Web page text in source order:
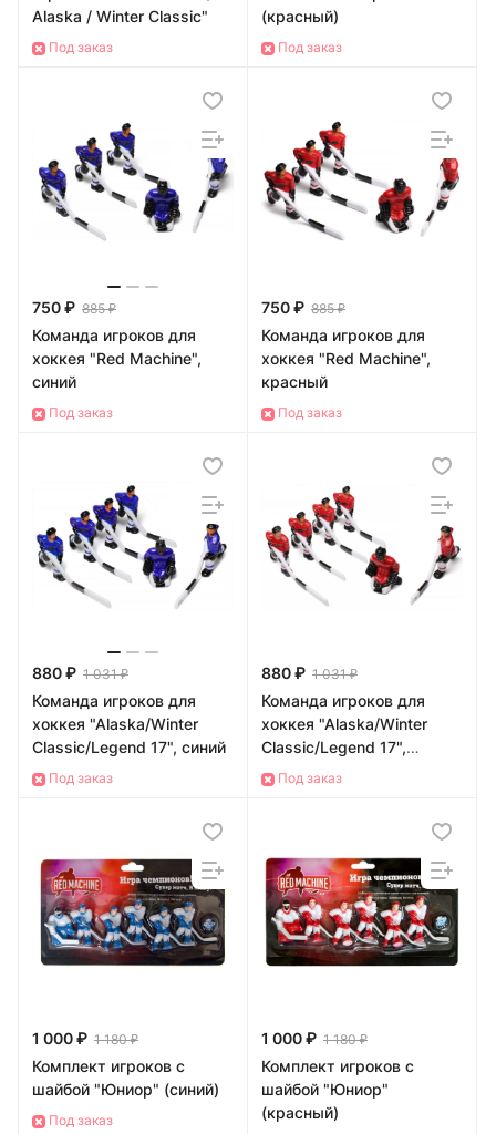
Alaska / Winter Classic"
Под заказ
(красный)
Под заказ
750 ₽ 885 ₽
Команда игроков для
хоккея "Red Machine",
синий
Под заказ
750 ₽ 885 ₽
Команда игроков для
хоккея "Red Machine",
красный
Под заказ
880 ₽ 1 031 ₽
Команда игроков для
хоккея "Alaska/Winter
Classic/Legend 17", синий
Под заказ
880 ₽ 1 031 ₽
Команда игроков для
хоккея "Alaska/Winter
Classic/Legend 17",
красный
Под заказ
1 000 ₽ 1 180 ₽
Комплект игроков с
шайбой "Юниор" (синий)
Под заказ
1 000 ₽ 1 180 ₽
Комплект игроков с
шайбой "Юниор"
(красный)